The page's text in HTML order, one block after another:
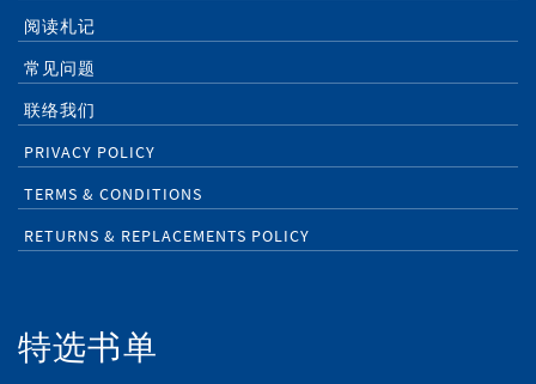
阅读札记
常见问题
联络我们
PRIVACY POLICY
TERMS & CONDITIONS
RETURNS & REPLACEMENTS POLICY
特选书单